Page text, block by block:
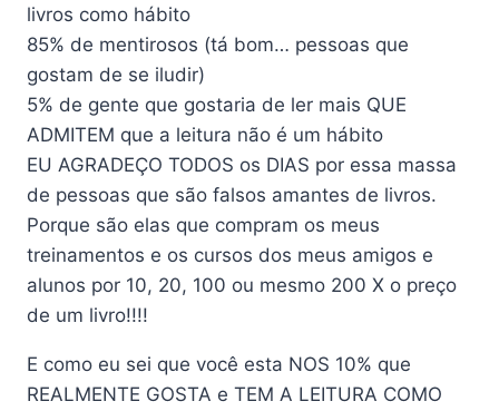
livros como hábito
85% de mentirosos (tá bom… pessoas que
gostam de se iludir)
5% de gente que gostaria de ler mais QUE
ADMITEM que a leitura não é um hábito
EU AGRADEÇO TODOS os DIAS por essa massa
de pessoas que são falsos amantes de livros.
Porque são elas que compram os meus
treinamentos e os cursos dos meus amigos e
alunos por 10, 20, 100 ou mesmo 200 X o preço
de um livro!!!!
E como eu sei que você esta NOS 10% que
REALMENTE GOSTA e TEM A LEITURA COMO